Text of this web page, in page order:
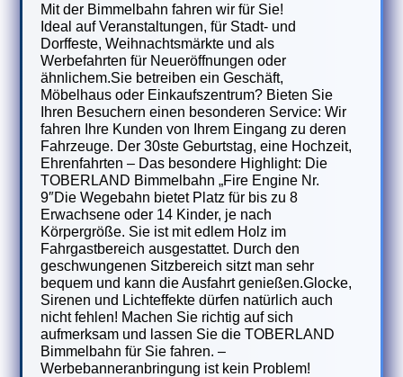
Mit der Bimmelbahn fahren wir für Sie!
Ideal auf Veranstaltungen, für Stadt- und
Dorffeste, Weihnachtsmärkte und als
Werbefahrten für Neueröffnungen oder
ähnlichem.Sie betreiben ein Geschäft,
Möbelhaus oder Einkaufszentrum? Bieten Sie
Ihren Besuchern einen besonderen Service: Wir
fahren Ihre Kunden von Ihrem Eingang zu deren
Fahrzeuge. Der 30ste Geburtstag, eine Hochzeit,
Ehrenfahrten – Das besondere Highlight: Die
TOBERLAND Bimmelbahn „Fire Engine Nr.
9″Die Wegebahn bietet Platz für bis zu 8
Erwachsene oder 14 Kinder, je nach
Körpergröße. Sie ist mit edlem Holz im
Fahrgastbereich ausgestattet. Durch den
geschwungenen Sitzbereich sitzt man sehr
bequem und kann die Ausfahrt genießen.Glocke,
Sirenen und Lichteffekte dürfen natürlich auch
nicht fehlen! Machen Sie richtig auf sich
aufmerksam und lassen Sie die TOBERLAND
Bimmelbahn für Sie fahren. –
Werbebanneranbringung ist kein Problem!